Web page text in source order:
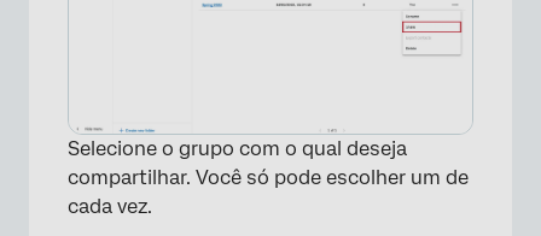
Selecione o grupo com o qual deseja
compartilhar. Você só pode escolher um de
cada vez.